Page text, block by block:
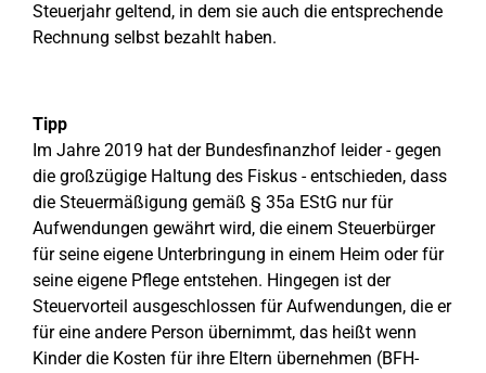
Steuerjahr geltend, in dem sie auch die entsprechende
Rechnung selbst bezahlt haben.
Tipp
Im Jahre 2019 hat der Bundesfinanzhof leider - gegen
die großzügige Haltung des Fiskus - entschieden, dass
die Steuermäßigung gemäß § 35a EStG nur für
Aufwendungen gewährt wird, die einem Steuerbürger
für seine eigene Unterbringung in einem Heim oder für
seine eigene Pflege entstehen. Hingegen ist der
Steuervorteil ausgeschlossen für Aufwendungen, die er
für eine andere Person übernimmt, das heißt wenn
Kinder die Kosten für ihre Eltern übernehmen (BFH-